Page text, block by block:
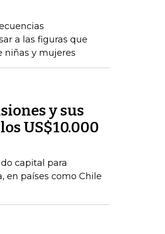
a las figuras que
niñas y mujeres
y sus
US$10.000
capital para
en países como Chile